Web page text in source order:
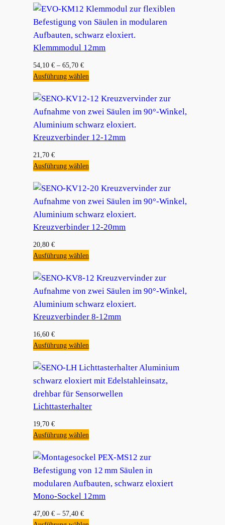
Klemmmodul 12mm
54,10€ –65,70€
Ausführung wählen
Kreuzverbinder 12-12mm
21,70€
Ausführung wählen
Kreuzverbinder 12-20mm
20,80€
Ausführung wählen
Kreuzverbinder 8-12mm
16,60€
Ausführung wählen
Lichttasterhalter
19,70€
Ausführung wählen
Mono-Sockel 12mm
47,00€ –57,40€